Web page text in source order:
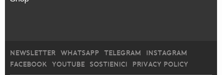
NEWSLETTER WHATSAPP TELEGRAM
INSTAGRAM
FACEBOOK
YOUTUBE SOSTIENICI PRIVACY POLICY